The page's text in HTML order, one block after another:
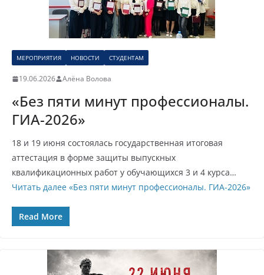
МЕРОПРИЯТИЯ НОВОСТИ СТУДЕНТАМ
19.06.2026 Алёна Волова
«Без пяти минут профессионалы.
ГИА-2026»
18 и 19 июня состоялась государственная итоговая
аттестация в форме защиты выпускных
квалификационных работ у обучающихся 3 и 4 курса…
Читать далее «Без пяти минут профессионалы. ГИА-2026»
Read More